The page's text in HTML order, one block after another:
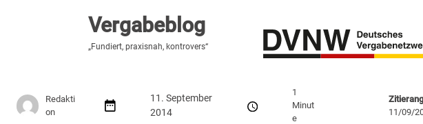
Vergabeblog
„Fundiert, praxisnah, kontrovers“
Vergabeblog
„Fundiert, praxisnah, kontrovers“
Redakti
on
11. September
2014
1
Minut
e
11/09/